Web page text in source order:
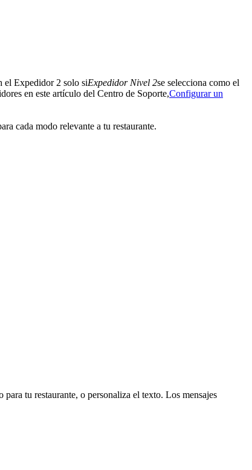
el Expedidor 2 solo siExpedidor Nivel 2se selecciona como el
en este artículo del Centro de Soporte,Configurar un
cada modo relevante a tu restaurante.
tu restaurante, o personaliza el texto. Los mensajes